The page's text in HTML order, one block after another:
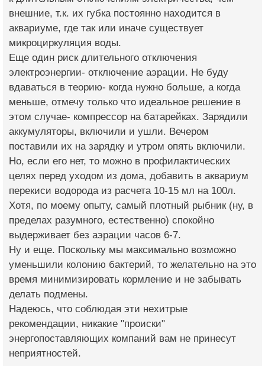
внешние, т.к. их губка постоянно находится в
аквариуме, где так или иначе существует
микроциркуляция воды.
Еще один риск длительного отключения
электроэнергии- отключение аэрации. Не буду
вдаваться в теорию- когда нужно больше, а когда
меньше, отмечу только что идеальное решение в
этом случае- компрессор на батарейках. Зарядили
аккумуляторы, включили и ушли. Вечером
поставили их на зарядку и утром опять включили.
Но, если его нет, то можно в профилактических
целях перед уходом из дома, добавить в аквариум
перекиси водорода из расчета 10-15 мл на 100л.
Хотя, по моему опыту, самый плотный рыбник (ну, в
пределах разумного, естественно) спокойно
выдерживает без аэрации часов 6-7.
Ну и еще. Поскольку мы максимально возможно
уменьшили колонию бактерий, то желательно на это
время минимизировать кормление и не забывать
делать подмены.
Надеюсь, что соблюдая эти нехитрые
рекомендации, никакие "происки"
энергопоставляющих компаний вам не принесут
неприятностей.